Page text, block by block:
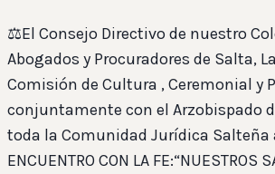
⚖️El Consejo Directivo de nuestro
Abogados y Procuradores de Salta,
Comisión de Cultura , Ceremonial y
conjuntamente con el Arzobispado
toda la Comunidad Jurídica Salteña
ENCUENTRO CON LA FE:“NUESTROS